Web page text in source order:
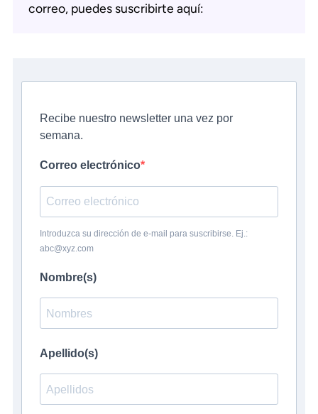
correo, puedes suscribirte aquí:
Recibe nuestro newsletter una vez por
semana.
Correo electrónico
Introduzca su dirección de e-mail para suscribirse. Ej.:
abc@xyz.com
Nombre(s)
Apellido(s)